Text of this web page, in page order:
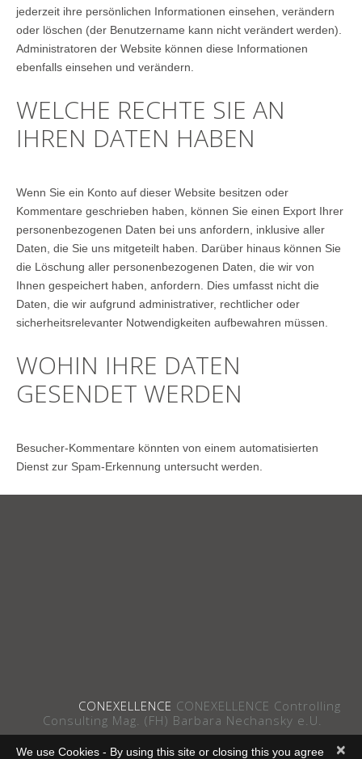
jederzeit ihre persönlichen Informationen einsehen, verändern
oder löschen (der Benutzername kann nicht verändert werden).
Administratoren der Website können diese Informationen
ebenfalls einsehen und verändern.
WELCHE RECHTE SIE AN
IHREN DATEN HABEN
Wenn Sie ein Konto auf dieser Website besitzen oder
Kommentare geschrieben haben, können Sie einen Export Ihrer
personenbezogenen Daten bei uns anfordern, inklusive aller
Daten, die Sie uns mitgeteilt haben. Darüber hinaus können Sie
die Löschung aller personenbezogenen Daten, die wir von
Ihnen gespeichert haben, anfordern. Dies umfasst nicht die
Daten, die wir aufgrund administrativer, rechtlicher oder
sicherheitsrelevanter Notwendigkeiten aufbewahren müssen.
WOHIN IHRE DATEN
GESENDET WERDEN
Besucher-Kommentare könnten von einem automatisierten
Dienst zur Spam-Erkennung untersucht werden.
CONEXELLENCE CONEXELLENCE Controlling
Consulting Mag. (FH) Barbara Nechansky e.U.
×
We use Cookies - By using this site or closing this you agree